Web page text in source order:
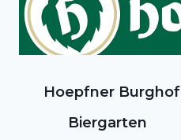
Hoepfner Burghof
Biergarten